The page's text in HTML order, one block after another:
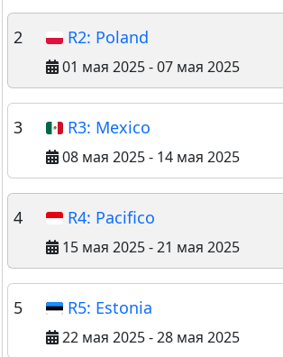
2 R2: Poland
01 мая 2025 - 07 мая 2025
3 R3: Mexico
08 мая 2025 - 14 мая 2025
4 R4: Pacifico
15 мая 2025 - 21 мая 2025
5 R5: Estonia
22 мая 2025 - 28 мая 2025